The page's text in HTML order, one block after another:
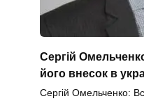
Сергій
його внесок в
Сергій Омельченко: